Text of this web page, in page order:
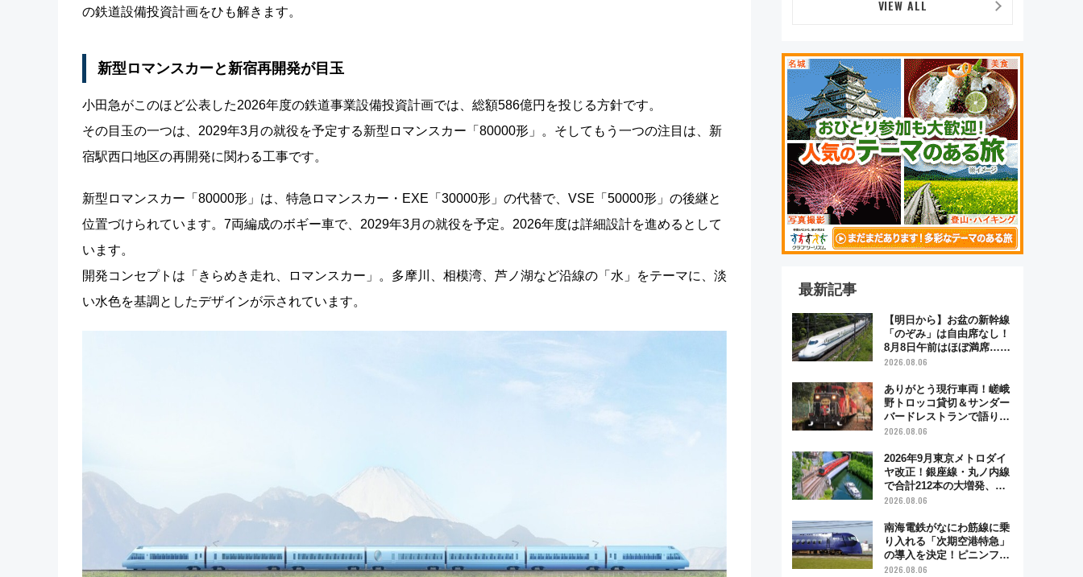
の鉄道設備投資計画をひも解きます。
新型ロマンスカーと新宿再開発が目玉
小田急がこのほど公表した2026年度の鉄道事業設備投資計画では、総額586億円を投じる方針です。
その目玉の一つは、2029年3月の就役を予定する新型ロマンスカー「80000形」。そしてもう一つの注目は、新
宿駅西口地区の再開発に関わる工事です。
新型ロマンスカー「80000形」は、特急ロマンスカー・EXE「30000形」の代替で、VSE「50000形」の後継と
位置づけられています。7両編成のボギー車で、2029年3月の就役を予定。2026年度は詳細設計を進めるとして
います。
開発コンセプトは「きらめき走れ、ロマンスカー」。多摩川、相模湾、芦ノ湖など沿線の「水」をテーマに、淡
い水色を基調としたデザインが示されています。
VIEW ALL
最新記事
【明日から】お盆の新幹線
「のぞみ」は自由席なし！
8月8日午前はほぼ満席…で
も数時間ズラせば空きが見
「空席」探しのコツ
2026.08.06
ありがとう現行車両！嵯峨
野トロッコ貸切＆サンダー
バードレストランで語り合
う秋の京都 斉藤雪乃＆福
日「京都の鉄道満喫ツア
ー」開催
2026.08.06
2026年9月東京メトロダイ
ヤ改正！銀座線・丸ノ内線
で合計212本の大増発、混
雑緩和に期待
2026.08.06
南海電鉄がなにわ筋線に乗
り入れる「次期空港特急」
の導入を決定！ピニンファ
リーナによる日本初の鉄道
2026.08.06